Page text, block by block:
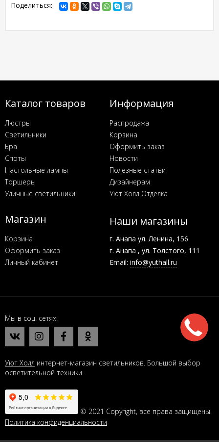
Поделиться:
Каталог товаров
Люстры
Светильники
Бра
Споты
Настольные лампы
Торшеры
Уличные светильники
Информация
Распродажа
Корзина
Оформить заказ
Новости
Полезные статьи
Дизайнерам
Уют Холл Отделка
Магазин
Корзина
Оформить заказ
Личный кабинет
Наши магазины
г. Анапа ул. Ленина, 156
г. Анапа , ул. Толстого, 111
Email: info@yuthall.ru
Мы в соц. сетях
Уют Холл интернет-магазин светильников. Большой выбор
осветительной техники.
© 2021 Copyright, все права защищены.
Политика конфиденциальности